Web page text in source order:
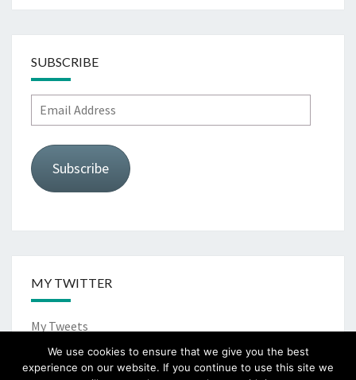
SUBSCRIBE
Email
Address
Subscribe
MY TWITTER
My Tweets
We use cookies to ensure that we give you the best
experience on our website. If you continue to use this site we